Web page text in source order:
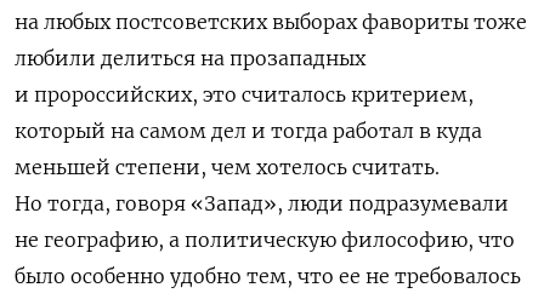
на любых постсоветских выборах фавориты тоже
любили делиться на прозападных
и пророссийских, это считалось критерием,
который на самом дел и тогда работал в куда
меньшей степени, чем хотелось считать.
Но тогда, говоря «Запад», люди подразумевали
не географию, а политическую философию, что
было особенно удобно тем, что ее не требовалось